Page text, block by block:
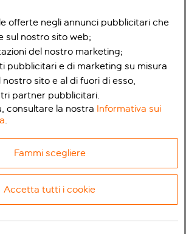
offerte negli annunci pubblicitari che
sul nostro sito web;
del nostro marketing;
pubblicitari e di marketing su misura
sito e al di fuori di esso,
partner pubblicitari.
consultare la nostra Informativa sui
.
Fammi scegliere
Accetta tutti i cookie